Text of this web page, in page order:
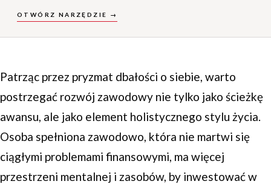
OTWÓRZ NARZĘDZIE →
Patrząc przez pryzmat dbałości o siebie, warto
postrzegać rozwój zawodowy nie tylko jako ścieżkę
awansu, ale jako element holistycznego stylu życia.
Osoba spełniona zawodowo, która nie martwi się
ciągłymi problemami finansowymi, ma więcej
przestrzeni mentalnej i zasobów, by inwestować w